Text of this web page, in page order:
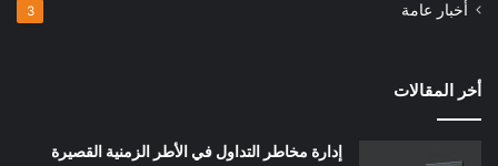
أخبار عامة 3
أخر المقالات
إدارة مخاطر التداول في الأطر الزمنية القصيرة